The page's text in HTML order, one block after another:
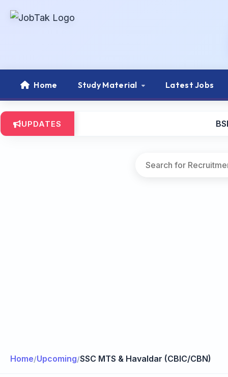
Home Study Material Latest Jobs
UPDATES
Home/Upcoming/SSC MTS & Havaldar (CBIC/CBN)